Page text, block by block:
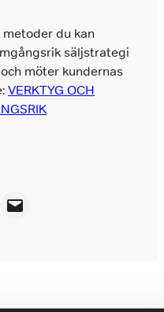
du kan
säljstrategi
möter kundernas
VERKTYG OCH
Pinterest
Skicka denna sida med e-post